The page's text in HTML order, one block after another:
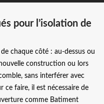
pour l’isolation de
chaque côté : au-dessus ou
construction ou lors
sans interférer avec
ce faire, il est nécessaire de
comme Batiment